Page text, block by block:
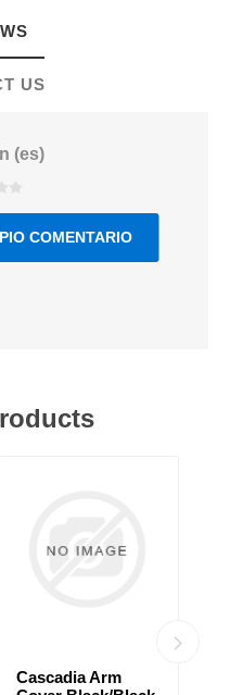
US
(es)
COMENTARIO
Cascadia Arm